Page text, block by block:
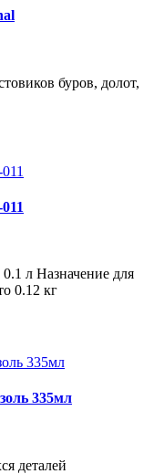
буров, долот,
л Назначение для
0.12 кг
335мл
деталей